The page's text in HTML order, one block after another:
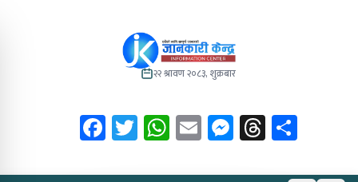
२२ श्रावण २०८३, शुक्रबार
Facebook
Twitter
WhatsApp
EmailMessenger
Threads